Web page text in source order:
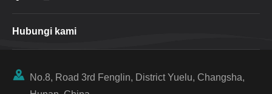
Hubungi kami

No.8, Road 3rd Fenglin, District Yuelu, Changsha,